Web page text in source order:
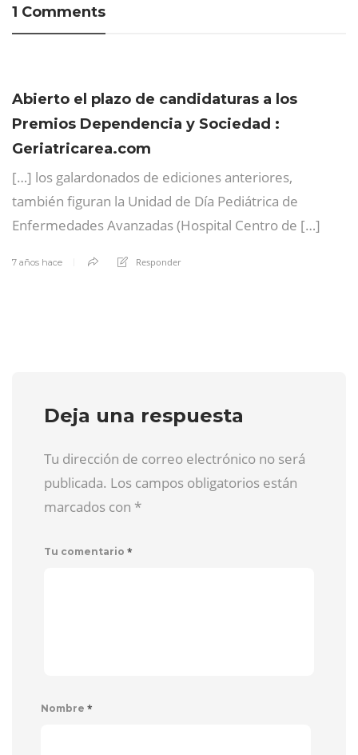
1 Comments
Abierto el plazo de candidaturas a los
Premios Dependencia y Sociedad :
Geriatricarea.com
[…] los galardonados de ediciones anteriores,
también figuran la Unidad de Día Pediátrica de
Enfermedades Avanzadas (Hospital Centro de […]
7 años hace Responder
Deja una respuesta
Tu dirección de correo electrónico no será
publicada. Los campos obligatorios están
marcados con *
Tu comentario *
Nombre *